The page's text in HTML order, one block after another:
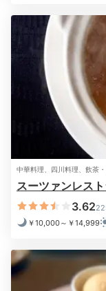
夜景に負けないくら
Breakfast
メディアで絶
朝食ブッフ
中華料理、四川料理、飲茶
スーツァンレス
3.62
￥10,000～￥14,999